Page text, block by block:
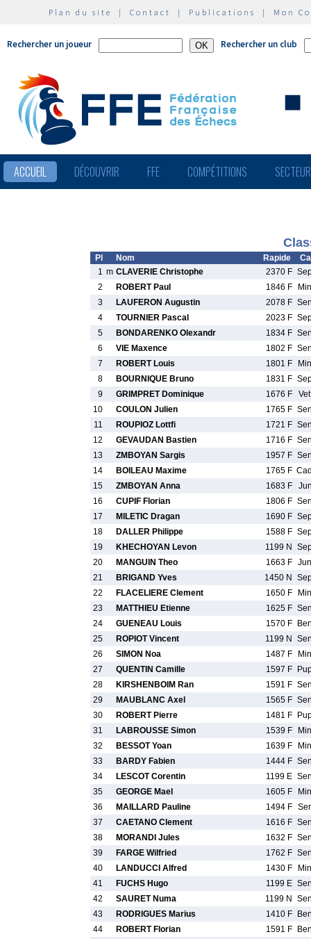
Plan du site | Contact | Publications | Mon
Rechercher un joueur Rechercher un club
ACCUEIL DÉCOUVRIR FFE COMPÉTITIONS
Pl Nom Rapide
1 m CLAVERIE Christophe 2370 F
2
ROBERT Paul 1846 F
3
LAUFERON Augustin 2078 F
4
TOURNIER Pascal 2023 F
5
BONDARENKO Olexandr 1834 F
6
VIE Maxence 1802 F
7
ROBERT Louis 1801 F
8
BOURNIQUE Bruno 1831 F
9
GRIMPRET Dominique 1676 F
10
COULON Julien 1765 F
11
ROUPIOZ Lottfi 1721 F
12
GEVAUDAN Bastien 1716 F
13
ZMBOYAN Sargis 1957 F
14
BOILEAU Maxime 1765 F
15
ZMBOYAN Anna 1683 F
16
CUPIF Florian 1806 F
17
MILETIC Dragan 1690 F
18
DALLER Philippe 1588 F
19
KHECHOYAN Levon 1199 N
20
MANGUIN Theo 1663 F
21
BRIGAND Yves 1450 N
22
FLACELIERE Clement 1650 F
23
MATTHIEU Etienne 1625 F
24
GUENEAU Louis 1570 F
25
ROPIOT Vincent 1199 N
26
SIMON Noa 1487 F
27
QUENTIN Camille 1597 F
28
KIRSHENBOIM Ran 1591 F
29
MAUBLANC Axel 1565 F
30
ROBERT Pierre 1481 F
31
LABROUSSE Simon 1539 F
32
BESSOT Yoan 1639 F
33
BARDY Fabien 1444 F
34
LESCOT Corentin 1199 E
35
GEORGE Mael 1605 F
36
MAILLARD Pauline 1494 F
37
CAETANO Clement 1616 F
38
MORANDI Jules 1632 F
39
FARGE Wilfried 1762 F
40
LANDUCCI Alfred 1430 F
41
FUCHS Hugo 1199 E
42
SAURET Numa 1199 N
43
RODRIGUES Marius 1410 F
44
ROBERT Florian 1591 F